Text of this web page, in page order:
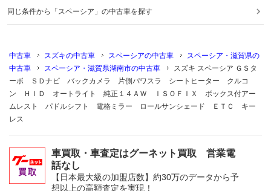
同じ条件から「スペーシア」の中古車を探す
中古車 スズキの中古車 スペーシアの中古車
スペーシア・滋賀県の
中古車
スペーシア・滋賀県湖南市の中古車
スズキ スペーシア ＧＳタ
ーボ ＳＤナビ バックカメラ 片側パワスラ シートヒーター クルコ
ン ＨＩＤ オートライト 純正１４ＡＷ ＩＳＯＦＩＸ ボックス付アー
ムレスト パドルシフト 電格ミラー ロールサンシェード ＥＴＣ キー
レス
車買取・車査定はグーネット買取 営業電
話なし
【日本最大級の加盟店数】約30万のデータから予
想以上の高額査定を実現！